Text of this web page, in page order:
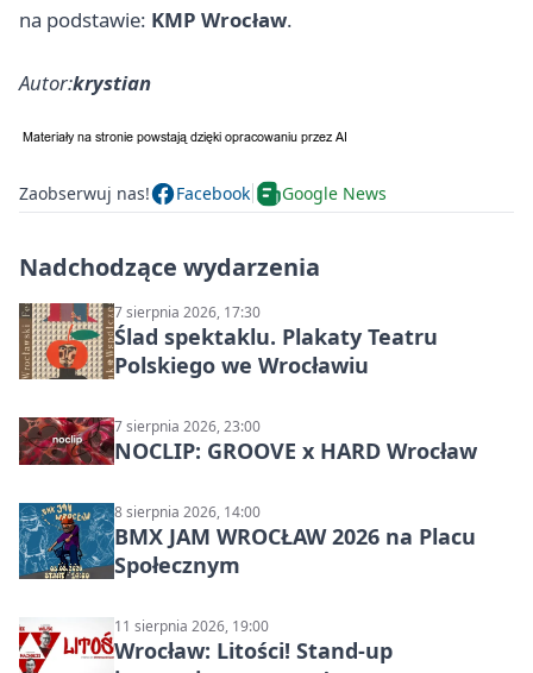
na podstawie: KMP Wrocław.
Autor:krystian
Zaobserwuj nas! Facebook Google News
Nadchodzące wydarzenia
7 sierpnia 2026, 17:30
Ślad spektaklu. Plakaty Teatru
Polskiego we Wrocławiu
7 sierpnia 2026, 23:00
NOCLIP: GROOVE x HARD Wrocław
8 sierpnia 2026, 14:00
BMX JAM WROCŁAW 2026 na Placu
Społecznym
11 sierpnia 2026, 19:00
Wrocław: Litości! Stand-up